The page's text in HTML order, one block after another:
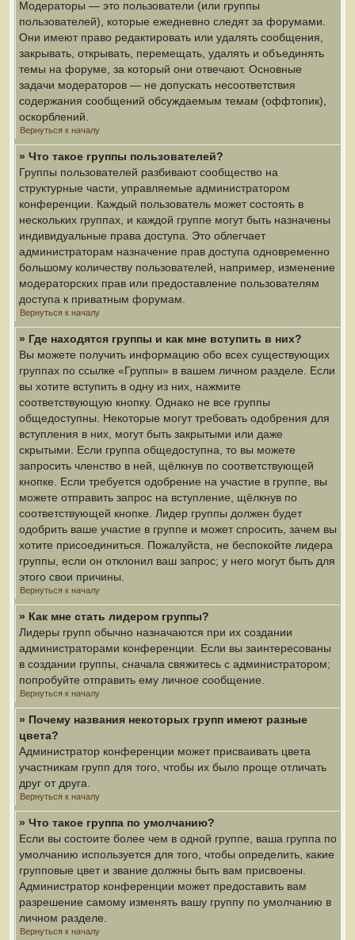
Модераторы — это пользователи (или группы
пользователей), которые ежедневно следят за форумами.
Они имеют право редактировать или удалять сообщения,
закрывать, открывать, перемещать, удалять и объединять
темы на форуме, за который они отвечают. Основные
задачи модераторов — не допускать несоответствия
содержания сообщений обсуждаемым темам (оффтопик),
оскорблений.
Вернуться к началу
» Что такое группы пользователей?
Группы пользователей разбивают сообщество на
структурные части, управляемые администратором
конференции. Каждый пользователь может состоять в
нескольких группах, и каждой группе могут быть назначены
индивидуальные права доступа. Это облегчает
администраторам назначение прав доступа одновременно
большому количеству пользователей, например, изменение
модераторских прав или предоставление пользователям
доступа к приватным форумам.
Вернуться к началу
» Где находятся группы и как мне вступить в них?
Вы можете получить информацию обо всех существующих
группах по ссылке «Группы» в вашем личном разделе. Если
вы хотите вступить в одну из них, нажмите
соответствующую кнопку. Однако не все группы
общедоступны. Некоторые могут требовать одобрения для
вступления в них, могут быть закрытыми или даже
скрытыми. Если группа общедоступна, то вы можете
запросить членство в ней, щёлкнув по соответствующей
кнопке. Если требуется одобрение на участие в группе, вы
можете отправить запрос на вступление, щёлкнув по
соответствующей кнопке. Лидер группы должен будет
одобрить ваше участие в группе и может спросить, зачем вы
хотите присоединиться. Пожалуйста, не беспокойте лидера
группы, если он отклонил ваш запрос; у него могут быть для
этого свои причины.
Вернуться к началу
» Как мне стать лидером группы?
Лидеры групп обычно назначаются при их создании
администраторами конференции. Если вы заинтересованы
в создании группы, сначала свяжитесь с администратором;
попробуйте отправить ему личное сообщение.
Вернуться к началу
» Почему названия некоторых групп имеют разные
цвета?
Администратор конференции может присваивать цвета
участникам групп для того, чтобы их было проще отличать
друг от друга.
Вернуться к началу
» Что такое группа по умолчанию?
Если вы состоите более чем в одной группе, ваша группа по
умолчанию используется для того, чтобы определить, какие
групповые цвет и звание должны быть вам присвоены.
Администратор конференции может предоставить вам
разрешение самому изменять вашу группу по умолчанию в
личном разделе.
Вернуться к началу